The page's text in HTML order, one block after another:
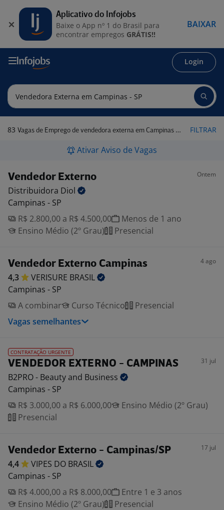
Login
83 Vagas de Emprego de vendedora externa em Campinas - SP FILTRAR
Ativar Aviso de Vagas
Vendedor Externo Ontem
Distribuidora Diol
Campinas - SP
R$ 2.800,00 a R$ 4.500,00
Menos de 1 ano
Ensino Médio (2º Grau)
Presencial
Vendedor Externo Campinas 4 ago
4,3 VERISURE BRASIL
Campinas - SP
A combinar
Curso Técnico
Presencial
Vagas semelhantes
CONTRATAÇÃO URGENTE
VENDEDOR EXTERNO - CAMPINAS 31 jul
B2PRO - Beauty and Business
Campinas - SP
R$ 3.000,00 a R$ 6.000,00
Ensino Médio (2º Grau)
Presencial
Vendedor Externo - Campinas/SP 17 jul
4,4 VIPES DO BRASIL
Campinas - SP
R$ 4.000,00 a R$ 8.000,00
Entre 1 e 3 anos
Ensino Médio (2º Grau)
Presencial
Aplicativo do Infojobs
Baixe o App nº 1 do Brasil para
encontrar empregos GRÁTIS!!
BAIXAR